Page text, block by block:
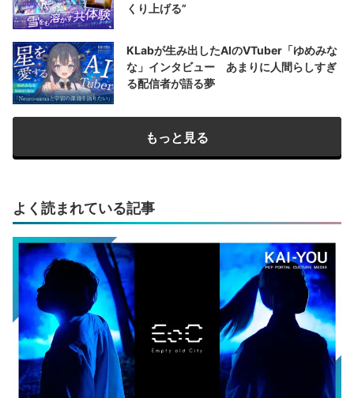
くり上げる”
KLabが生み出したAIのVTuber「ゆめみな
な」インタビュー あまりに人間らしすぎ
る配信者が語る夢
もっと見る
よく読まれている記事